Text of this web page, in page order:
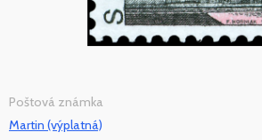
Poštová známka
Martin (výplatná)